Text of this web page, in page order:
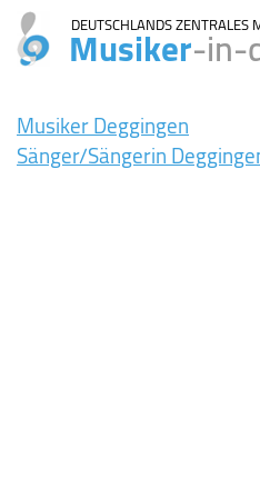
DEUTSCHLANDS ZENTRALES
Musiker-in-
Musiker Deggingen
Sänger/Sängerin